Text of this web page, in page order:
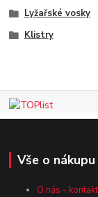
Lyžařské vosky
Klistry
Vše o nákupu
O nás -